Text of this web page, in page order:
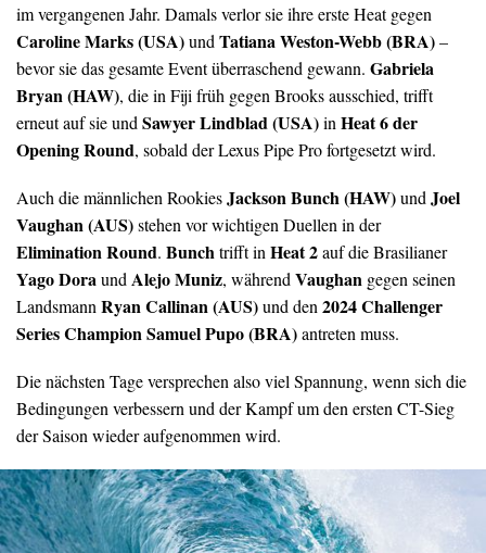
im vergangenen Jahr. Damals verlor sie ihre erste Heat gegen
Caroline Marks (USA)und Tatiana Weston-Webb (BRA)–
bevor sie das gesamte Event überraschend gewann. Gabriela
Bryan (HAW), die in Fiji früh gegen Brooks ausschied, trifft
erneut auf sie und Sawyer Lindblad (USA)in Heat 6 der
Opening Round, sobald der Lexus Pipe Pro fortgesetzt wird.
Auch die männlichen RookiesJackson Bunch (HAW)und Joel
Vaughan (AUS)stehen vor wichtigen Duellen in der
Elimination Round. Bunchtrifft in Heat 2auf die Brasilianer
Yago Doraund Alejo Muniz, während Vaughan gegen seinen
Landsmann Ryan Callinan (AUS)und den 2024 Challenger
Series Champion Samuel Pupo (BRA)antreten muss.
Die nächsten Tage versprechen also viel Spannung, wenn sich die
Bedingungen verbessern und der Kampf um den ersten CT-Sieg
der Saison wieder aufgenommen wird.